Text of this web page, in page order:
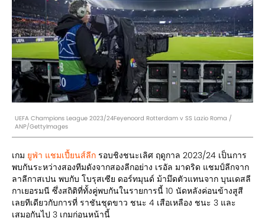
UEFA Champions League 2023/24Feyenoord Rotterdam v SS Lazio Roma /
ANP/GettyImages
เกม ยูฟ่า แชมเปี้ยนส์ลีก รอบชิงชนะเลิศ ฤดูกาล 2023/24 เป็นการ
พบกันระหว่างสองทีมดังจากสองลีกอย่าง เรอัล มาดริด แชมป์ลีกจาก
ลาลีกาสเปน พบกับ โบรุสเซีย ดอร์ทมุนด์ ม้ามึดตัวแทนจาก บุนเดสลี
กาเยอรมนี ซึ่งสถิติที่ทั้งคู่พบกันในรายการนี้ 10 นัดหลังค่อนข้างสูสี
เลยทีเดียวกับการที่ ราชันชุดขาว ชนะ 4 เสือเหลือง ชนะ 3 และ
เสมอกันไป 3 เกมก่อนหน้านี้